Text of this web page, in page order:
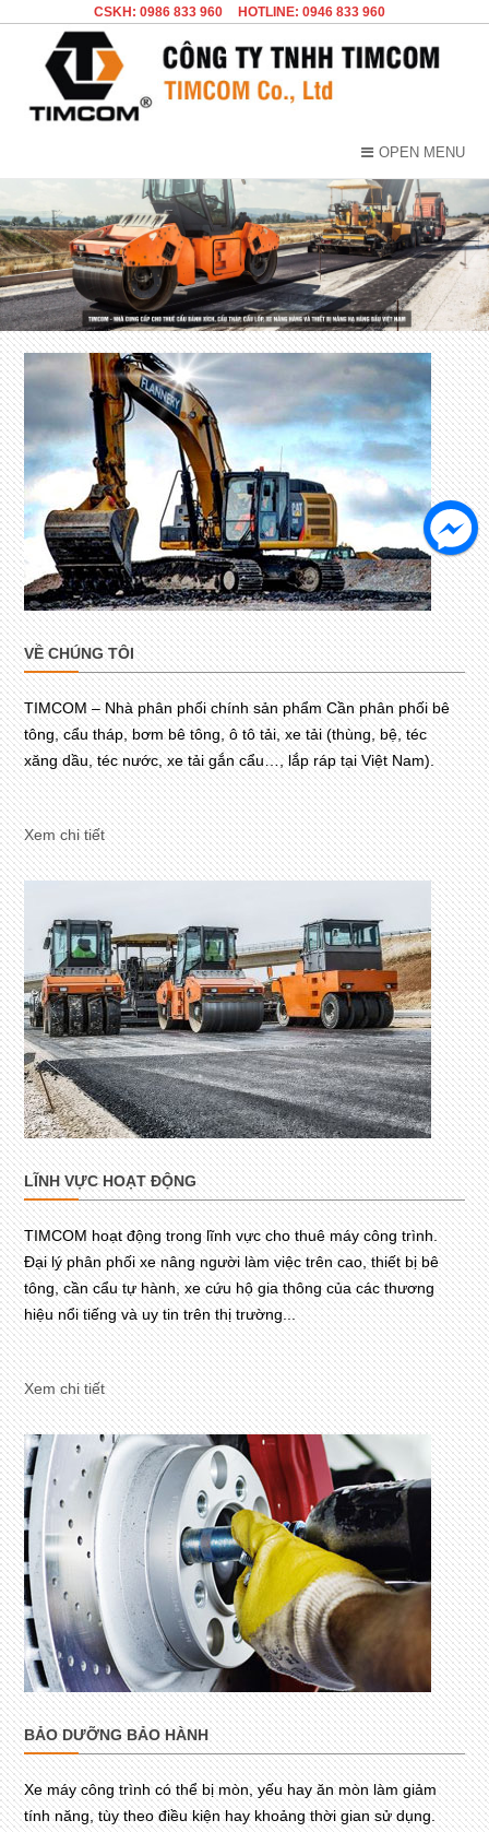
CSKH: 0986 833 960 HOTLINE: 0946 833 960
OPEN MENU
VỀ CHÚNG TÔI
TIMCOM – Nhà phân phối chính sản phẩm Cần phân phối bê
tông, cẩu tháp, bơm bê tông, ô tô tải, xe tải (thùng, bệ, téc
xăng dầu, téc nước, xe tải gắn cẩu…, lắp ráp tại Việt Nam).
Xem chi tiết
LĨNH VỰC HOẠT ĐỘNG
TIMCOM hoạt động trong lĩnh vực cho thuê máy công trình.
Đại lý phân phối xe nâng người làm việc trên cao, thiết bị bê
tông, cần cẩu tự hành, xe cứu hộ gia thông của các thương
hiệu nổi tiếng và uy tin trên thị trường...
Xem chi tiết
BẢO DƯỠNG BẢO HÀNH
Xe máy công trình có thể bị mòn, yếu hay ăn mòn làm giảm
tính năng, tùy theo điều kiện hay khoảng thời gian sử dụng.